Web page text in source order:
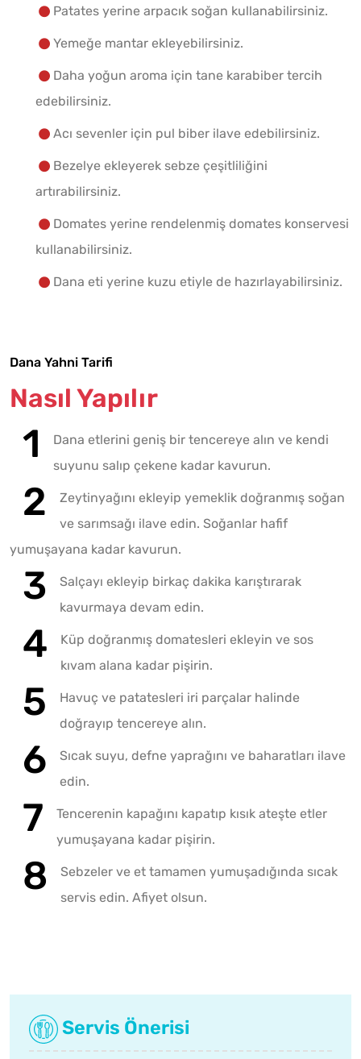
Patates yerine arpacık soğan kullanabilirsiniz.
Yemeğe mantar ekleyebilirsiniz.
Daha yoğun aroma için tane karabiber tercih
edebilirsiniz.
Acı sevenler için pul biber ilave edebilirsiniz.
Bezelye ekleyerek sebze çeşitliliğini
artırabilirsiniz.
Domates yerine rendelenmiş domates konservesi
kullanabilirsiniz.
Dana eti yerine kuzu etiyle de hazırlayabilirsiniz.
Dana Yahni Tarifi
Nasıl Yapılır
Dana etlerini geniş bir tencereye alın ve kendi
suyunu salıp çekene kadar kavurun.
Zeytinyağını ekleyip yemeklik doğranmış soğan
ve sarımsağı ilave edin. Soğanlar hafif
yumuşayana kadar kavurun.
Salçayı ekleyip birkaç dakika karıştırarak
kavurmaya devam edin.
Küp doğranmış domatesleri ekleyin ve sos
kıvam alana kadar pişirin.
Havuç ve patatesleri iri parçalar halinde
doğrayıp tencereye alın.
Sıcak suyu, defne yaprağını ve baharatları ilave
edin.
Tencerenin kapağını kapatıp kısık ateşte etler
yumuşayana kadar pişirin.
Sebzeler ve et tamamen yumuşadığında sıcak
servis edin. Afiyet olsun.
Servis Önerisi